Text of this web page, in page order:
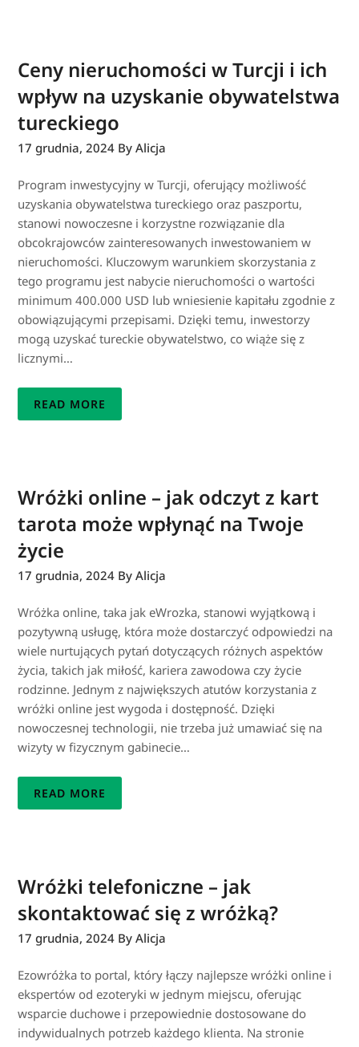
Ceny nieruchomości w Turcji i ich
wpływ na uzyskanie obywatelstwa
tureckiego
17 grudnia, 2024 By Alicja
Program inwestycyjny w Turcji, oferujący możliwość
uzyskania obywatelstwa tureckiego oraz paszportu,
stanowi nowoczesne i korzystne rozwiązanie dla
obcokrajowców zainteresowanych inwestowaniem w
nieruchomości. Kluczowym warunkiem skorzystania z
tego programu jest nabycie nieruchomości o wartości
minimum 400.000 USD lub wniesienie kapitału zgodnie z
obowiązującymi przepisami. Dzięki temu, inwestorzy
mogą uzyskać tureckie obywatelstwo, co wiąże się z
licznymi…
READ MORE
Wróżki online – jak odczyt z kart
tarota może wpłynąć na Twoje
życie
17 grudnia, 2024 By Alicja
Wróżka online, taka jak eWrozka, stanowi wyjątkową i
pozytywną usługę, która może dostarczyć odpowiedzi na
wiele nurtujących pytań dotyczących różnych aspektów
życia, takich jak miłość, kariera zawodowa czy życie
rodzinne. Jednym z największych atutów korzystania z
wróżki online jest wygoda i dostępność. Dzięki
nowoczesnej technologii, nie trzeba już umawiać się na
wizyty w fizycznym gabinecie…
READ MORE
Wróżki telefoniczne – jak
skontaktować się z wróżką?
17 grudnia, 2024 By Alicja
Ezowróżka to portal, który łączy najlepsze wróżki online i
ekspertów od ezoteryki w jednym miejscu, oferując
wsparcie duchowe i przepowiednie dostosowane do
indywidualnych potrzeb każdego klienta. Na stronie